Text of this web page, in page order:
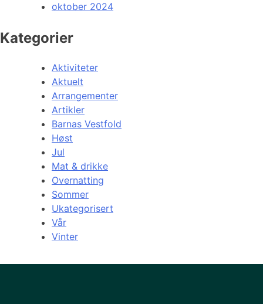
oktober 2024
Kategorier
Aktiviteter
Aktuelt
Arrangementer
Artikler
Barnas Vestfold
Høst
Jul
Mat & drikke
Overnatting
Sommer
Ukategorisert
Vår
Vinter